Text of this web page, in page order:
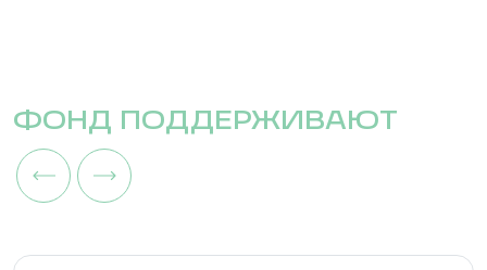
ФОНД ПОДДЕРЖИВАЮТ